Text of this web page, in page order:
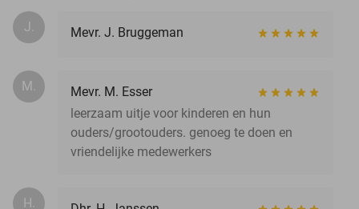
J. Mevr. J. Bruggeman
M.
Mevr. M. Esser
leerzaam uitje voor kinderen en hun
ouders/grootouders. genoeg te doen en
vriendelijke medewerkers
H.